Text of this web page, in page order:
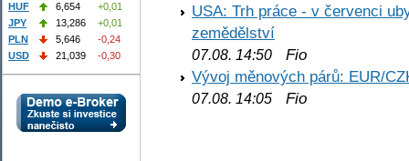
USA: Trh práce - v červenci
zemědělství
07.08. 14:50 Fio
Vývoj měnových párů: EUR/
07.08. 14:05 Fio
HUF
6,654
+0,01
JPY
13,286
+0,01
PLN
5,646
-0,24
USD
21,039 -0,30